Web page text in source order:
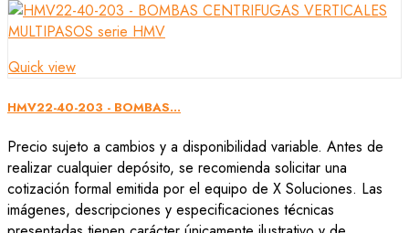
Quick view
HMV22-40-203 - BOMBAS...
Precio sujeto a cambios y a disponibilidad variable. Antes de
realizar cualquier depósito, se recomienda solicitar una
cotización formal emitida por el equipo de X Soluciones. Las
imágenes, descripciones y especificaciones técnicas